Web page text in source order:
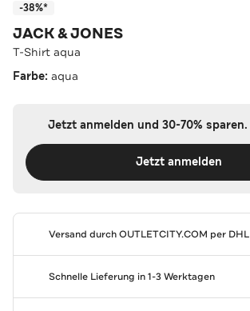
-38%*
JACK & JONES
T-Shirt aqua
Farbe: aqua
Jetzt anmelden und 30-70% sparen.
Jetzt anmelden
Versand durchOUTLETCITY.COM per DHL
Schnelle Lieferung in 1-3 Werktagen